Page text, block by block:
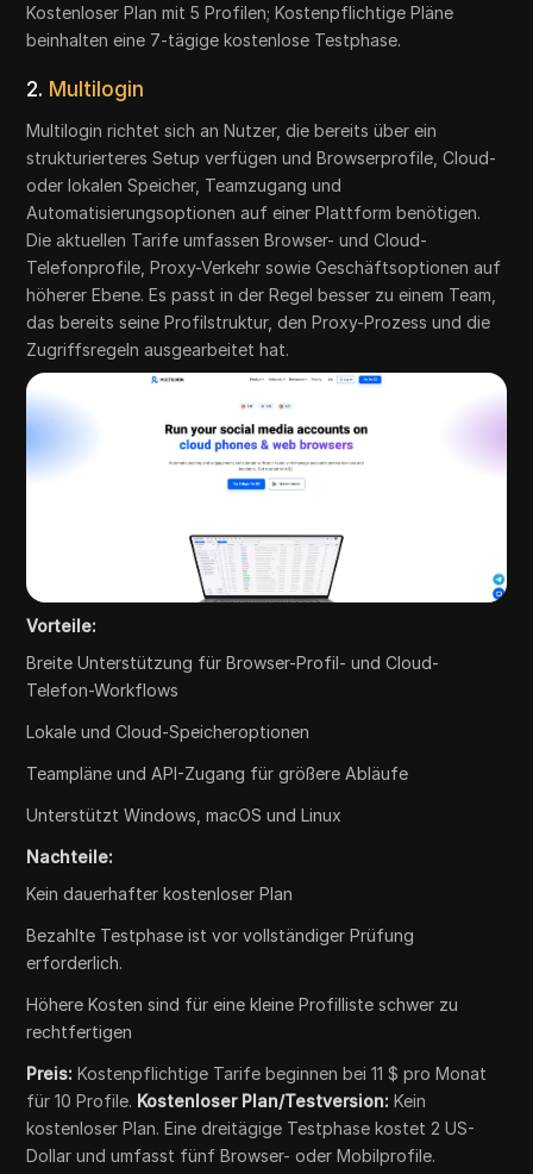
Kostenloser Plan mit 5 Profilen; Kostenpflichtige Pläne
beinhalten eine 7-tägige kostenlose Testphase.
2. Multilogin
Multilogin richtet sich an Nutzer, die bereits über ein
strukturierteres Setup verfügen und Browserprofile, Cloud-
oder lokalen Speicher, Teamzugang und
Automatisierungsoptionen auf einer Plattform benötigen.
Die aktuellen Tarife umfassen Browser- und Cloud-
Telefonprofile, Proxy-Verkehr sowie Geschäftsoptionen auf
höherer Ebene. Es passt in der Regel besser zu einem Team,
das bereits seine Profilstruktur, den Proxy-Prozess und die
Zugriffsregeln ausgearbeitet hat.
Vorteile:
Breite Unterstützung für Browser-Profil- und Cloud-
Telefon-Workflows
Lokale und Cloud-Speicheroptionen
Teampläne und API-Zugang für größere Abläufe
Unterstützt Windows, macOS und Linux
Nachteile:
Kein dauerhafter kostenloser Plan
Bezahlte Testphase ist vor vollständiger Prüfung
erforderlich.
Höhere Kosten sind für eine kleine Profilliste schwer zu
rechtfertigen
Preis: Kostenpflichtige Tarife beginnen bei 11 $ pro Monat
für 10 Profile. Kostenloser Plan/Testversion: Kein
kostenloser Plan. Eine dreitägige Testphase kostet 2 US-
Dollar und umfasst fünf Browser- oder Mobilprofile.